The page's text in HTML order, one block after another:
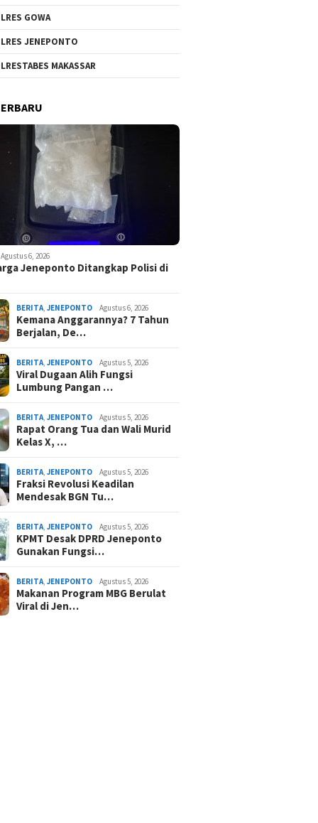
GOWA
JENEPONTO
MAKASSAR
Agustus 6, 2026
Jeneponto Ditangkap Polisi di
BERITA ,JENEPONTO Agustus 6, 2026
Kemana Anggarannya? 7 Tahun
Berjalan, De…
BERITA ,JENEPONTO Agustus 5, 2026
Viral Dugaan Alih Fungsi
Lumbung Pangan …
BERITA ,JENEPONTO Agustus 5, 2026
Rapat Orang Tua dan Wali Murid
Kelas X, …
BERITA ,JENEPONTO Agustus 5, 2026
Fraksi Revolusi Keadilan
Mendesak BGN Tu…
BERITA ,JENEPONTO Agustus 5, 2026
KPMT Desak DPRD Jeneponto
Gunakan Fungsi…
BERITA ,JENEPONTO Agustus 5, 2026
Makanan Program MBG Berulat
Viral di Jen…